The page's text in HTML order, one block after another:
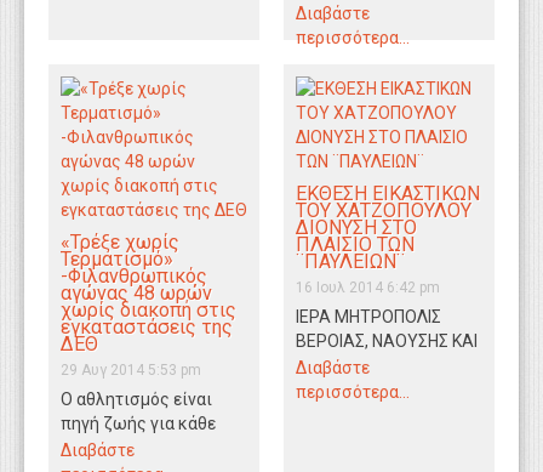
ποδοσφαιριστές της
Δόξας Λιανοβεργίου,
αναμέτρηση
φιλανθρωπικού
χαρακτήρα και…
Διαβάστε
περισσότερα...
«Τρέξε χωρίς
Τερματισμό»
-Φιλανθρωπικός
αγώνας 48 ωρών
χωρίς διακοπή στις
εγκαταστάσεις της
ΔΕΘ
29 Αυγ 2014 5:53 pm
Ο αθλητισμός είναι
πηγή ζωής για κάθε
άνθρωπο που αθλείται.
Διαβάστε
ΕΚΘΕΣΗ ΕΙΚΑΣΤΙΚΩΝ
ΤΟΥ ΧΑΤΖΟΠΟΥΛΟΥ
ΔΙΟΝΥΣΗ ΣΤΟ
ΠΛΑΙΣΙΟ ΤΩΝ
¨ΠΑΥΛΕΙΩΝ¨
16 Ιουλ 2014 6:42 pm
ΙΕΡΑ ΜΗΤΡΟΠΟΛΙΣ
ΒΕΡΟΙΑΣ, ΝΑΟΥΣΗΣ ΚΑΙ
ΚΑΜΠΑΝΙΑΣΙΕΡΟΣ
ΜΗΤΡΟΠΟΛΙΤΙΚΟΣ
Διαβάστε
περισσότερα...